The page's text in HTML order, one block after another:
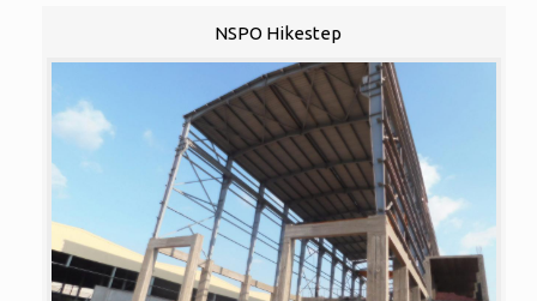
NSPO Hikestep